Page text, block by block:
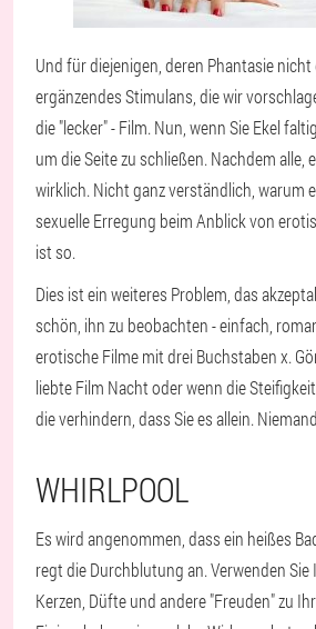
Und für diejenigen, deren Phantasie
ergänzendes Stimulans, die wir
die "lecker" - Film. Nun, wenn Sie Ekel
um die Seite zu schließen. Nachdem alle,
wirklich. Nicht ganz verständlich, warum
sexuelle Erregung beim Anblick von
ist so.
Dies ist ein weiteres Problem, das
schön, ihn zu beobachten - einfach,
erotische Filme mit drei Buchstaben x.
liebte Film Nacht oder wenn die
die verhindern, dass Sie es allein.
WHIRLPOOL
Es wird angenommen, dass ein heißes
regt die Durchblutung an. Verwenden Sie
Kerzen, Düfte und andere "Freuden" zu